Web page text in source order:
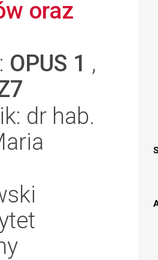
oraz
OPUS 1 ,
dr hab.